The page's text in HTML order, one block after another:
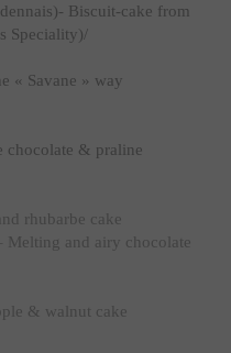
Biscuit-cake from
Speciality)/
« Savane » way
chocolate & praline
rhubarbe cake
Melting and airy chocolate
& walnut cake